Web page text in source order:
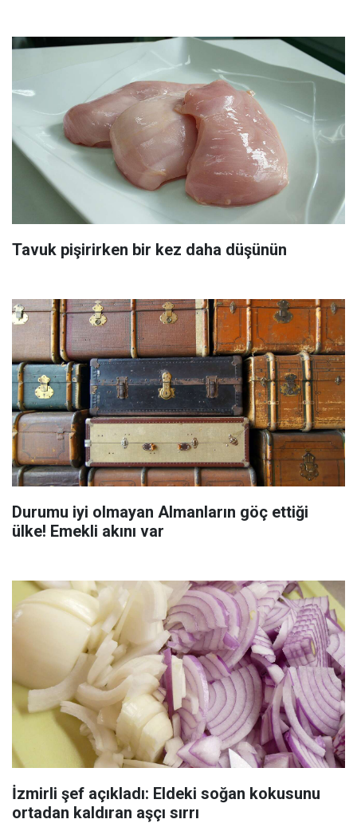
Tavuk pişirirken bir kez daha düşünün
Durumu iyi olmayan Almanların göç ettiği
ülke! Emekli akını var
İzmirli şef açıkladı: Eldeki soğan kokusunu
ortadan kaldıran aşçı sırrı